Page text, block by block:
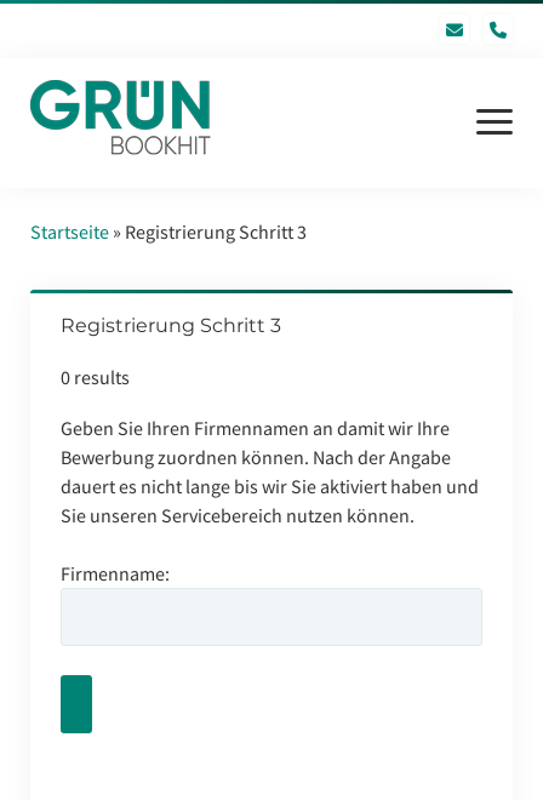
Menü
öffnen
Startseite
Inhaltsverzeichnis
Kontakt
Startseite» Registrierung Schritt 3
Registrierung Schritt 3
0 results
Geben Sie Ihren Firmennamen an damit wir Ihre
Bewerbung zuordnen können. Nach der Angabe
dauert es nicht lange bis wir Sie aktiviert haben und
Sie unseren Servicebereich nutzen können.
Firmenname: